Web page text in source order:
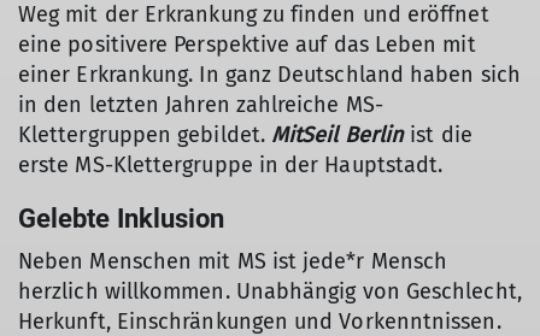
Weg mit der Erkrankung zu finden und eröffnet
eine positivere Perspektive auf das Leben mit
einer Erkrankung. In ganz Deutschland haben sich
in den letzten Jahren zahlreiche MS-
Klettergruppen gebildet. MitSeil Berlinist die
erste MS-Klettergruppe in der Hauptstadt.
Gelebte Inklusion
Neben Menschen mit MS ist jede*r Mensch
herzlich willkommen. Unabhängig von Geschlecht,
Herkunft, Einschränkungen und Vorkenntnissen.